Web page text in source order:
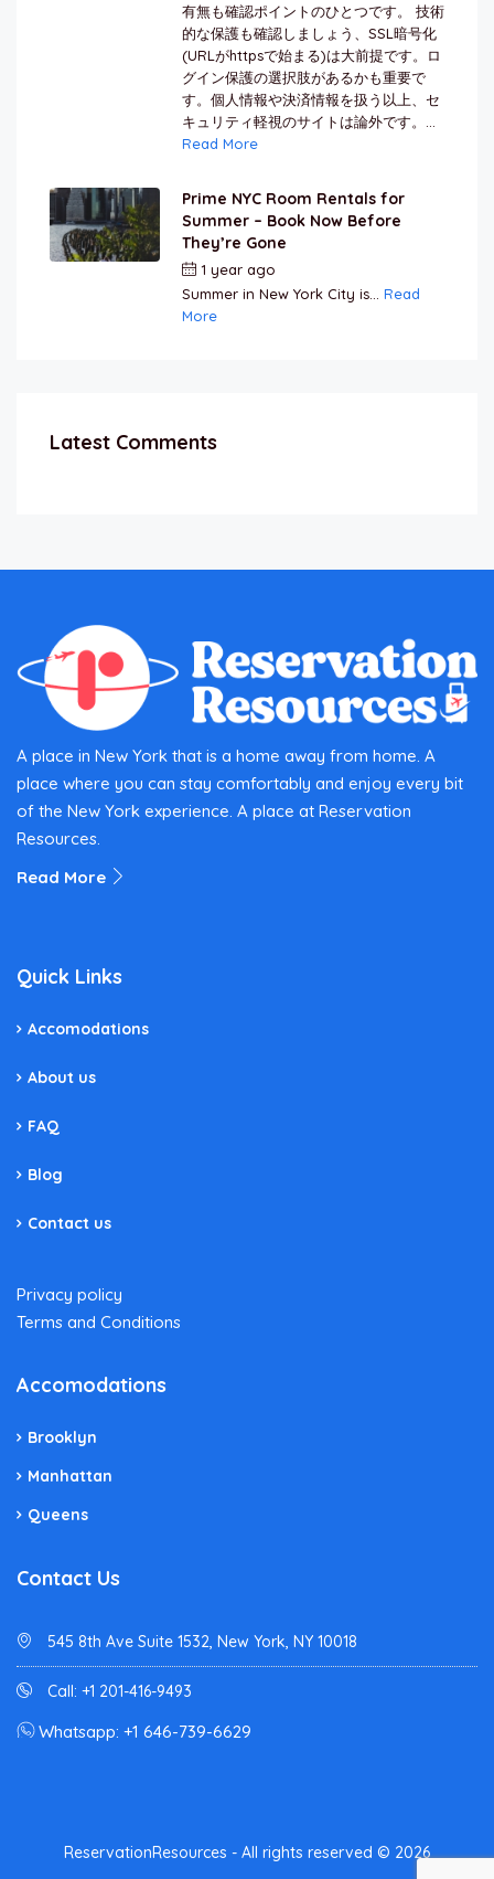
有無も確認ポイントのひとつです。 技術
的な保護も確認しましょう、SSL暗号化
(URLがhttpsで始まる)は大前提です。ロ
グイン保護の選択肢があるかも重要で
す。個人情報や決済情報を扱う以上、セ
キュリティ軽視のサイトは論外です。...
Read More
Prime NYC Room Rentals for
Summer – Book Now Before
They’re Gone
1 year ago
Summer in New York City is... Read
More
Latest Comments
A place in New York that is a home away from home. A
place where you can stay comfortably and enjoy every bit
of the New York experience. A place at Reservation
Resources.
Read More
Quick Links
Accomodations
About us
FAQ
Blog
Contact us
Privacy policy
Terms and Conditions
Accomodations
Brooklyn
Manhattan
Queens
Contact Us
545 8th Ave Suite 1532, New York, NY 10018
Call: +1 201-416-9493
Whatsapp: +1 646-739-6629
ReservationResources - All rights reserved © 2026